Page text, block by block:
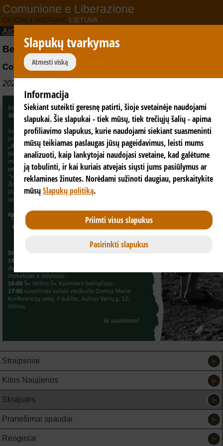
Comunione e Liberazione
OFICIALI SVETAINĖ LIETUVA
Archyvas
Bendruomenės 30 metų Lietuvoje jubiliejus
Comunione e Liberazione
2023-10-09
Straipsniai
Kitos Naujienos
Skrajutės
Pranešimai spaudai
Renginiai
Slapukų tvarkymas
Atmesti viską
Informacija
Siekiant suteikti geresnę patirti, šioje svetainėje naudojami
slapukai. Šie slapukai - tiek mūsų, tiek trečiųjų šalių - apima
profiliavimo slapukus, kurie naudojami siekiant suasmeninti
mūsų teikiamas paslaugas jūsų pageidavimus, leisti mums
analizuoti, kaip lankytojai naudojasi svetaine, kad galėtume
ją tobulinti, ir kai kuriais atvejais siųsti jums pasiūlymus ar
reklamines žinutes. Norėdami sužinoti daugiau, perskaitykite
mūsųSlapukų politiką.
Pasirinkti slapukus
Priimti visus slapukus